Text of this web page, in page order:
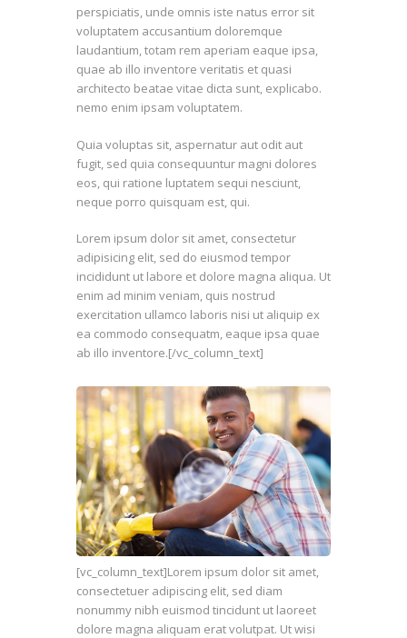
perspiciatis, unde omnis iste natus error sit
voluptatem accusantium doloremque
laudantium, totam rem aperiam eaque ipsa,
quae ab illo inventore veritatis et quasi
architecto beatae vitae dicta sunt, explicabo.
nemo enim ipsam voluptatem.
Quia voluptas sit, aspernatur aut odit aut
fugit, sed quia consequuntur magni dolores
eos, qui ratione luptatem sequi nesciunt,
neque porro quisquam est, qui.
Lorem ipsum dolor sit amet, consectetur
adipisicing elit, sed do eiusmod tempor
incididunt ut labore et dolore magna aliqua. Ut
enim ad minim veniam, quis nostrud
exercitation ullamco laboris nisi ut aliquip ex
ea commodo consequatm, eaque ipsa quae
ab illo inventore.[/vc_column_text]
[vc_column_text]Lorem ipsum dolor sit amet,
consectetuer adipiscing elit, sed diam
nonummy nibh euismod tincidunt ut laoreet
dolore magna aliquam erat volutpat. Ut wisi